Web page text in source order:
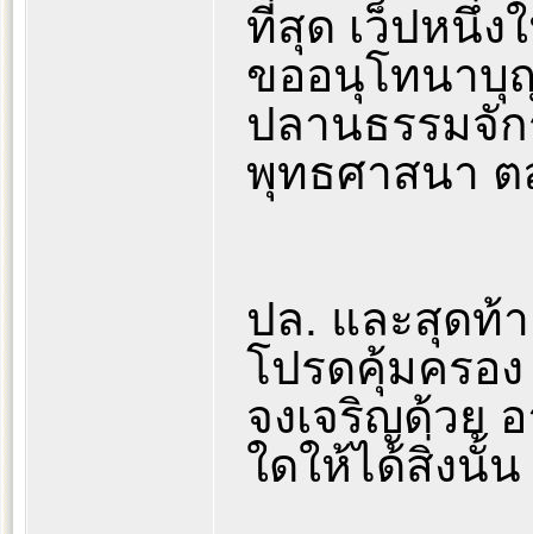
ที่สุด เว็ปหนึ่ง
ขออนุโทนาบุ
ปลานธรรมจั
พุทธศาสนา
ปล. และสุดท้
โปรดคุ้มครอ
จงเจริญด้วย
ใดให้ได้สิ่งนั้